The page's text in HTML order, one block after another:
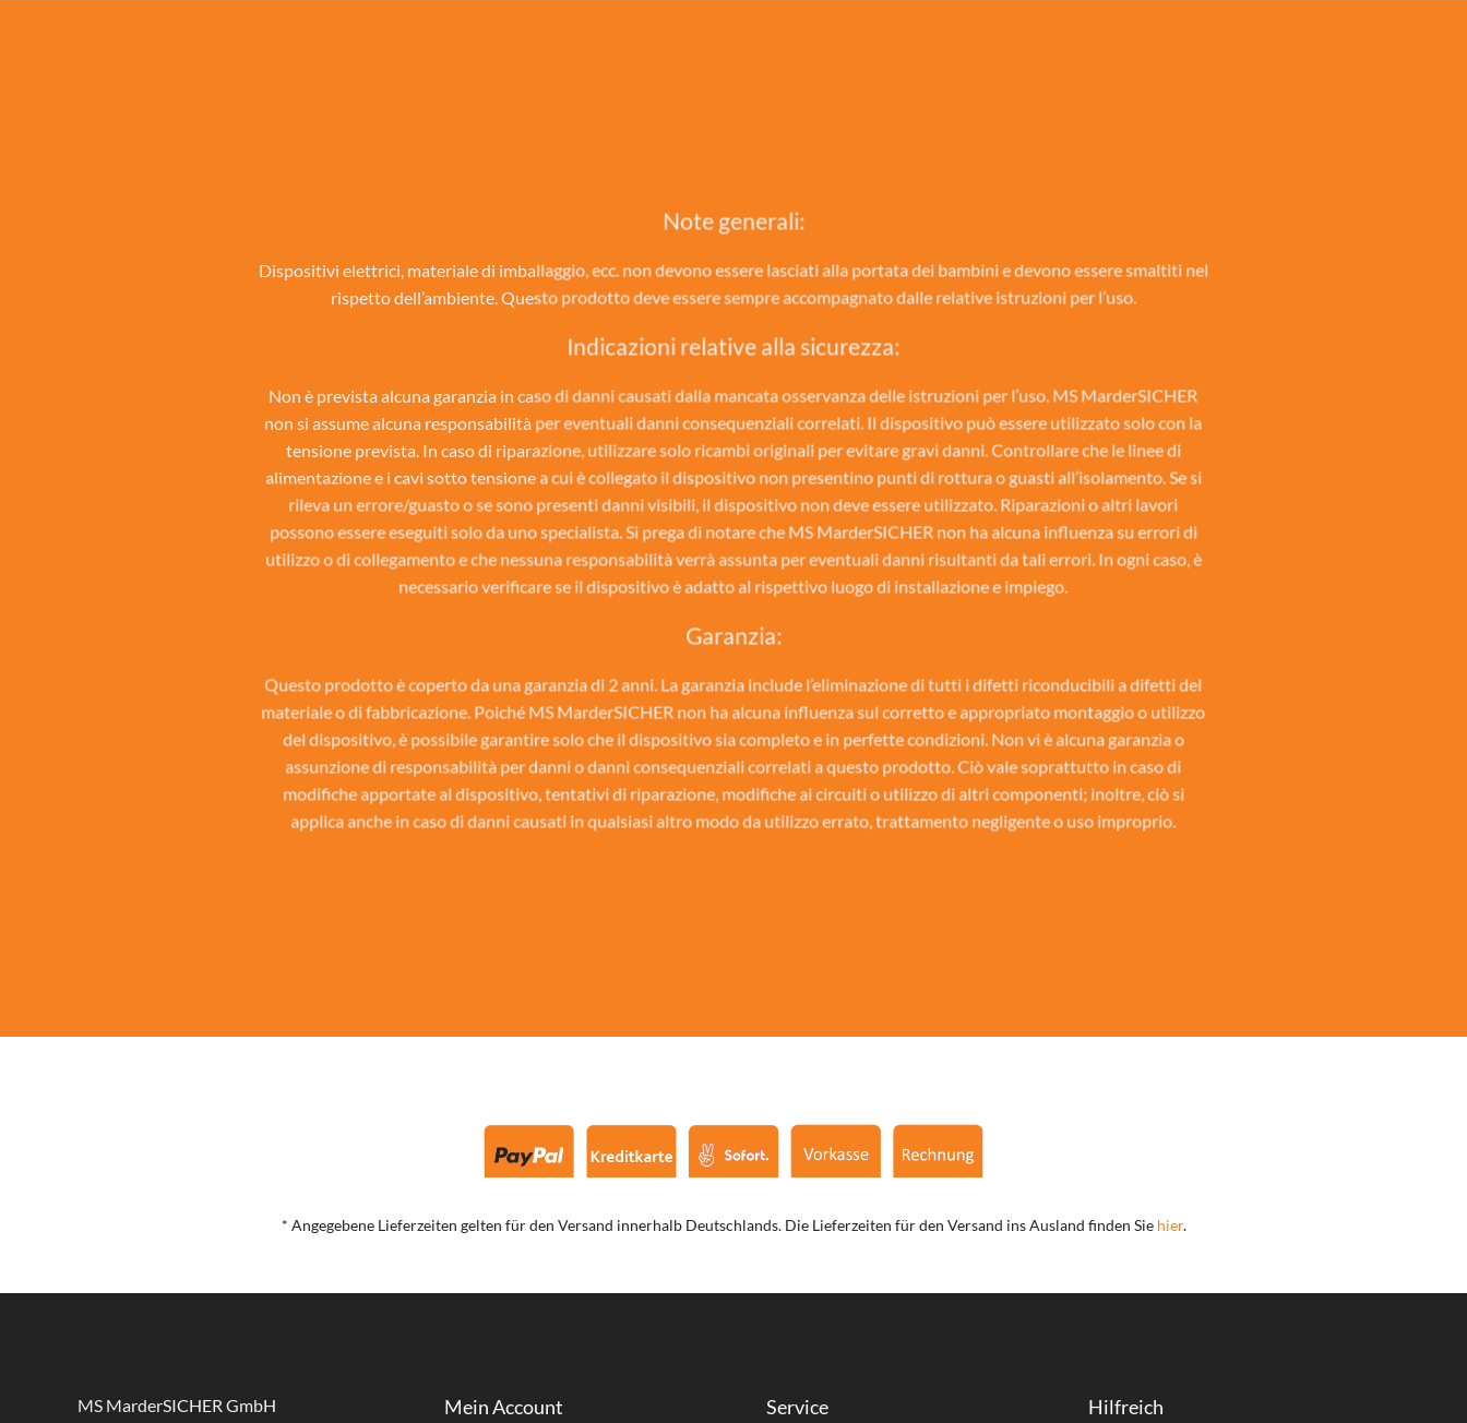
Note generali:
Dispositivi elettrici, materiale di imballaggio, ecc. non devono essere lasciati alla portata dei bambini e devono essere smaltiti nel
rispetto dell’ambiente. Questo prodotto deve essere sempre accompagnato dalle relative istruzioni per l’uso.
Indicazioni relative alla sicurezza:
Non è prevista alcuna garanzia in caso di danni causati dalla mancata osservanza delle istruzioni per l’uso. MS MarderSICHER
non si assume alcuna responsabilità per eventuali danni consequenziali correlati. Il dispositivo può essere utilizzato solo con la
tensione prevista. In caso di riparazione, utilizzare solo ricambi originali per evitare gravi danni. Controllare che le linee di
alimentazione e i cavi sotto tensione a cui è collegato il dispositivo non presentino punti di rottura o guasti all’isolamento. Se si
rileva un errore/guasto o se sono presenti danni visibili, il dispositivo non deve essere utilizzato. Riparazioni o altri lavori
possono essere eseguiti solo da uno specialista. Si prega di notare che MS MarderSICHER non ha alcuna influenza su errori di
utilizzo o di collegamento e che nessuna responsabilità verrà assunta per eventuali danni risultanti da tali errori. In ogni caso, è
necessario verificare se il dispositivo è adatto al rispettivo luogo di installazione e impiego.
Garanzia:
Questo prodotto è coperto da una garanzia di 2 anni. La garanzia include l’eliminazione di tutti i difetti riconducibili a difetti del
materiale o di fabbricazione. Poiché MS MarderSICHER non ha alcuna influenza sul corretto e appropriato montaggio o utilizzo
del dispositivo, è possibile garantire solo che il dispositivo sia completo e in perfette condizioni. Non vi è alcuna garanzia o
assunzione di responsabilità per danni o danni consequenziali correlati a questo prodotto. Ciò vale soprattutto in caso di
modifiche apportate al dispositivo, tentativi di riparazione, modifiche ai circuiti o utilizzo di altri componenti; inoltre, ciò si
applica anche in caso di danni causati in qualsiasi altro modo da utilizzo errato, trattamento negligente o uso improprio.
* Angegebene Lieferzeiten gelten für den Versand innerhalb Deutschlands. Die Lieferzeiten für den Versand ins Ausland finden Sie hier.
MS MarderSICHER GmbH
Mein Account Service Hilfreich